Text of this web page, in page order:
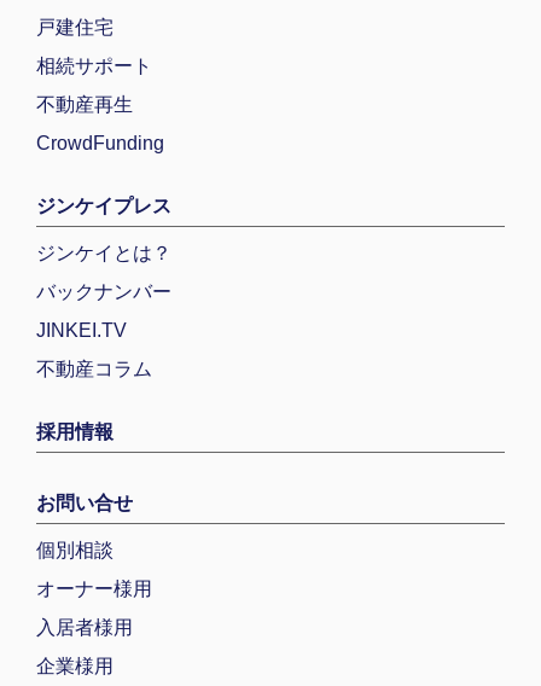
戸建住宅
相続サポート
不動産再生
CrowdFunding
ジンケイプレス
ジンケイとは？
バックナンバー
JINKEI.TV
不動産コラム
採用情報
お問い合せ
個別相談
オーナー様用
入居者様用
企業様用